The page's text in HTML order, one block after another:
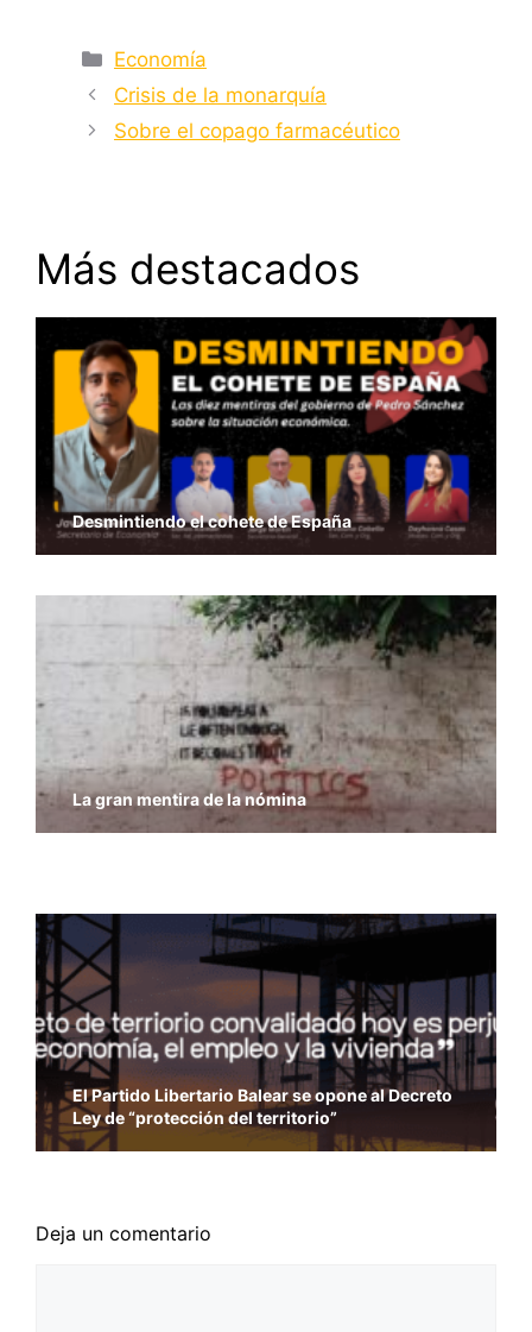
Categorías
Economía
Crisis de la monarquía
Sobre el copago farmacéutico
Más destacados
Desmintiendo el cohete de España
La gran mentira de la nómina
Economía y Libertad – Previsiones del PIB del
FMI
El Partido Libertario Balear se opone al Decreto
Ley de “protección del territorio”
Deja un comentario